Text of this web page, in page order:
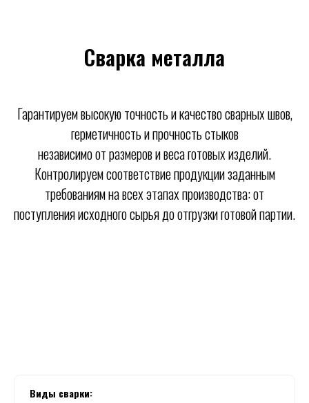
Сварка металла
Гарантируем высокую точность и качество сварных швов,
герметичность и прочность стыков
независимо от размеров и веса готовых изделий.
Контролируем соответствие продукции заданным
требованиям на всех этапах производства: от
поступления исходного сырья до отгрузки готовой партии.
Виды сварки: